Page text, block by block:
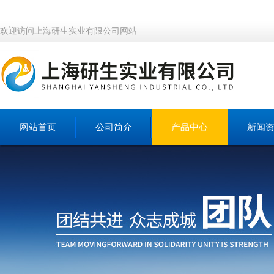
欢迎访问上海研生实业有限公司网站
网站首页 公司简介 产品中心 新闻